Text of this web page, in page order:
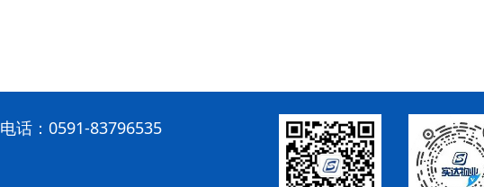
电话：0591-83796535